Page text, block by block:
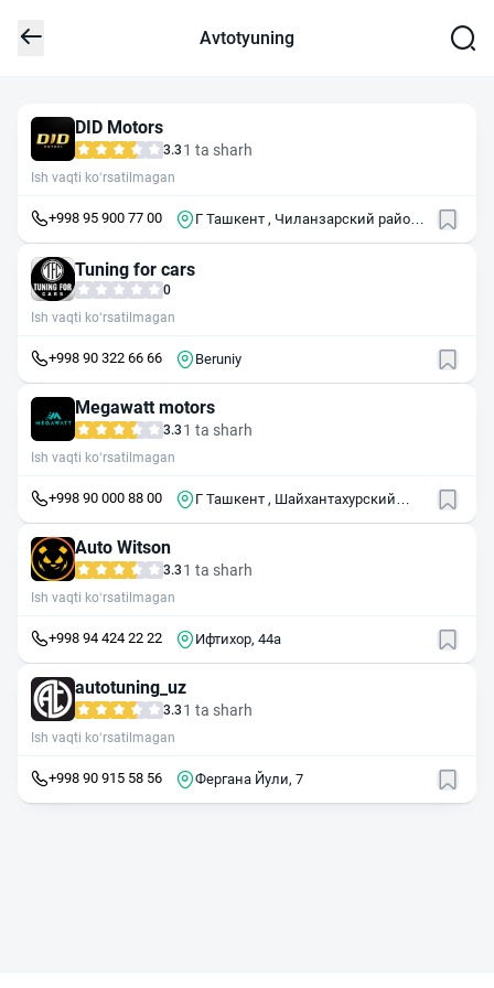
Avtotyuning
DID Motors
3.3 1 ta sharh
Ish vaqti ko‘rsatilmagan
+998 95 900 77 00
Г Ташкент , Чиланзарский район ,
Tuning for cars
0
Ish vaqti ko‘rsatilmagan
+998 90 322 66 66 Beruniy
Megawatt motors
3.3 1 ta sharh
Ish vaqti ko‘rsatilmagan
+998 90 000 88 00
Г Ташкент , Шайхантахурский
Auto Witson
3.3 1 ta sharh
Ish vaqti ko‘rsatilmagan
+998 94 424 22 22 ​Ифтихор, 44а
autotuning_uz
3.3 1 ta sharh
Ish vaqti ko‘rsatilmagan
+998 90 915 58 56 Фергана Йули, 7